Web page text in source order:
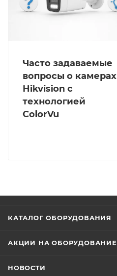
Часто задаваемые
вопросы о камерах
Hikvision с
технологией
ColorVu
КАТАЛОГ ОБОРУДОВАНИЯ
АКЦИИ НА ОБОРУДОВАНИЕ
НОВОСТИ